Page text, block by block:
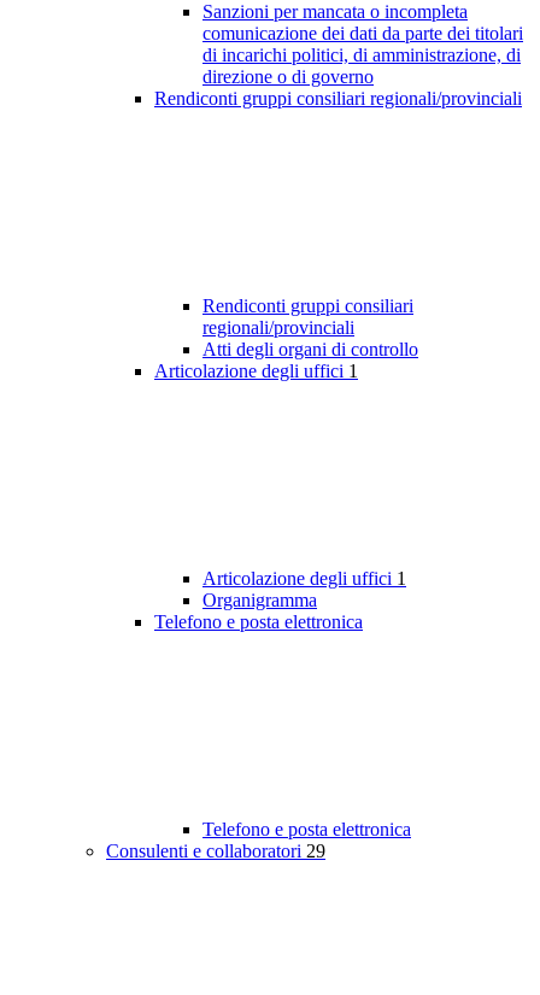
Sanzioni per mancata o incompleta
comunicazione dei dati da parte dei titolari
di incarichi politici, di amministrazione, di
direzione o di governo
Rendiconti gruppi consiliari regionali/provinciali
Rendiconti gruppi consiliari
regionali/provinciali
Atti degli organi di controllo
Articolazione degli uffici 1
Articolazione degli uffici 1
Organigramma
Telefono e posta elettronica
Telefono e posta elettronica
Consulenti e collaboratori 29